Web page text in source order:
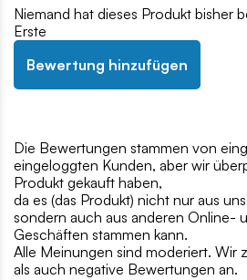
Niemand hat dieses Produkt bisher
Erste
Bewertung hinzufügen
Die Bewertungen stammen von
eingeloggten Kunden, aber wir
Produkt gekauft haben,
da es (das Produkt) nicht nur aus
sondern auch aus anderen Online-
Geschäften stammen kann.
Alle Meinungen sind moderiert. Wir
als auch negative Bewertungen an.